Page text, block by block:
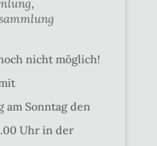
,
nicht möglich!
am Sonntag den
Uhr in der